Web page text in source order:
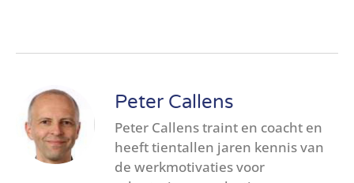
Peter Callens
Peter Callens traint en coacht en
heeft tientallen jaren kennis van
de werkmotivaties voor